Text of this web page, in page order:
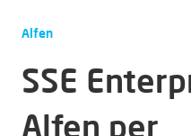
Alfen
SSE
Alfen per